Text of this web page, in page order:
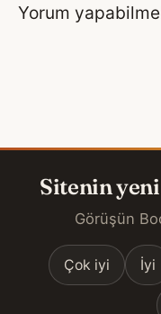
Yorum
Sitenin
Görüşün
Çok iyi İyi